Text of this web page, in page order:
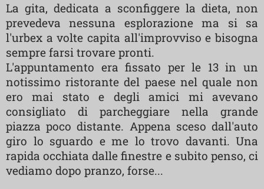
La gita, dedicata a sconfiggere la dieta, non
prevedeva nessuna esplorazione ma si sa
l'urbex a volte capita all'improvviso e bisogna
sempre farsi trovare pronti.
L'appuntamento era fissato per le 13 in un
notissimo ristorante del paese nel quale non
ero mai stato e degli amici mi avevano
consigliato di parcheggiare nella grande
piazza poco distante. Appena sceso dall'auto
giro lo sguardo e me lo trovo davanti. Una
rapida occhiata dalle finestre e subito penso, ci
vediamo dopo pranzo, forse...